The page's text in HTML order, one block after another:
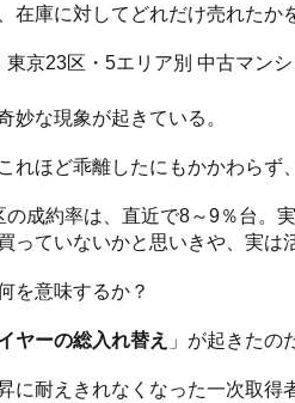
在庫に対してどれだけ売れたか
妙な現象が起きている。
れほど乖離したにもかかわらず、
の成約率は、直近で8～9％台。
っていないかと思いきや、実は
を意味するか？
ヤーの総入れ替え 」が起きたの
に耐えきれなくなった一次取得